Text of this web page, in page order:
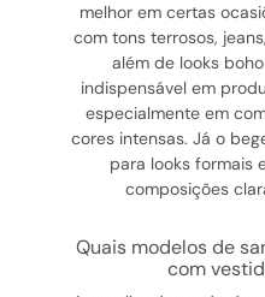
melhor em certas
com tons terrosos,
além de looks
indispensável em
especialmente em
cores intensas. Já o
para looks formais
composições
quais modelos de sandálias ficam melhores
com